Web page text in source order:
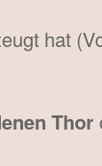
hat
Thor